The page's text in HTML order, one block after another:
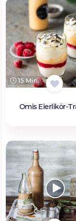
15 Min.
Omis Eierlikör-